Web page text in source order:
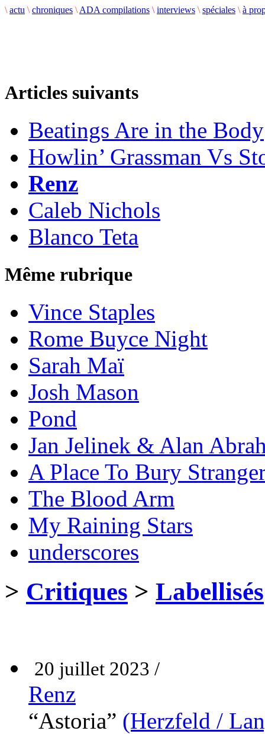
\ actu \ chroniques \ ADA compilations \ interviews \ spéciales \ à
Articles suivants
Beatings Are in the Body
Howlin’ Grassman Vs
Renz
Caleb Nichols
Blanco Teta
Même rubrique
Vince Staples
Rome Buyce Night
Sarah Maï
Josh Mason
Pond
Jan Jelinek & Alan
A Place To Bury
The Blood Arm
My Raining Stars
underscores
> Critiques > Labellisés
20 juillet 2023 /
Renz
“Astoria” (Herzfeld /